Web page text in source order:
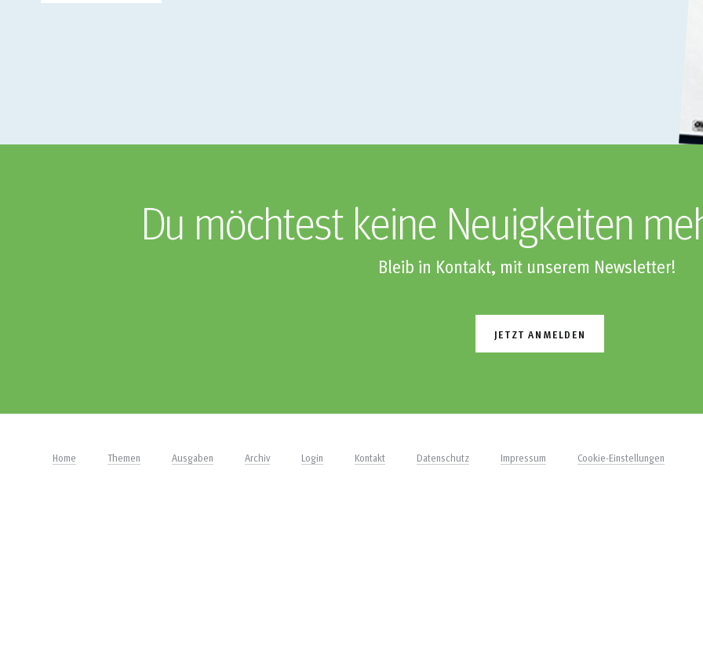
Du möchtest keine Neuigkeiten
Bleib in Kontakt, mit unserem Newsletter!
JETZT ANMELDEN
Home Themen Ausgaben Archiv Login Kontakt Datenschutz Impressum Cookie-Einstellungen